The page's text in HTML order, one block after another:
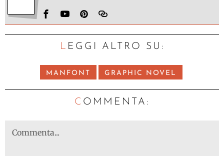
LEGGI ALTRO SU:
MANFONT GRAPHIC NOVEL
C OMMENTA: